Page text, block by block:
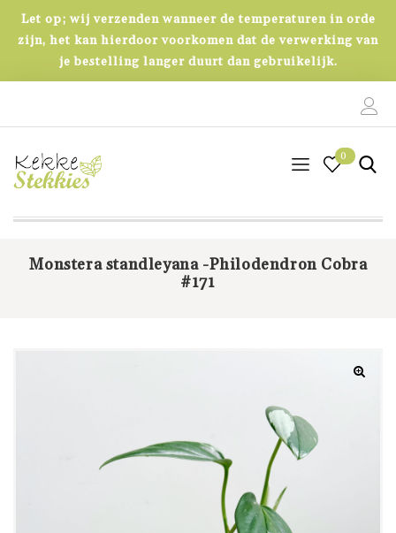
Let op; wij verzenden wanneer de temperaturen in orde
zijn, het kan hierdoor voorkomen dat de verwerking van
je bestelling langer duurt dan gebruikelijk.
0
0
Monstera standleyana -Philodendron Cobra
#171